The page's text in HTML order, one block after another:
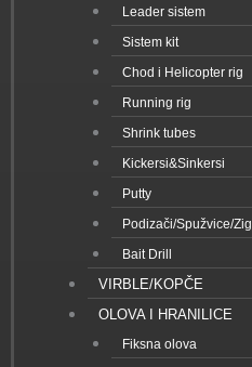
Leader sistem
Sistem kit
Chod i Helicopter rig
Running rig
Shrink tubes
Kickersi&Sinkersi
Putty
Podizači/Spužvice/Zig
Bait Drill
VIRBLE/KOPČE
OLOVA I HRANILICE
Fiksna olova